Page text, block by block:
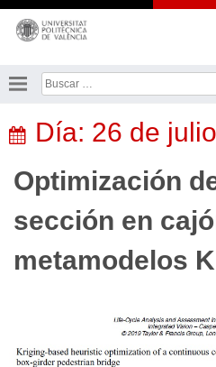
Saltar
contenido
Buscar:
Día: 26 de
Optimización
sección en
metamodelos